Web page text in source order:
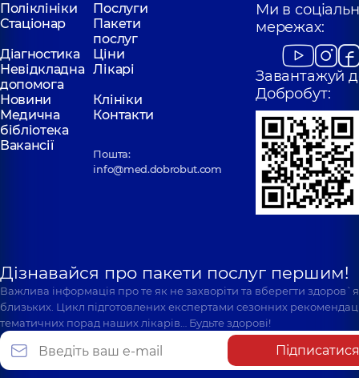
Поліклініки
Послуги
Стаціонар
Пакети
послуг
Діагностика
Ціни
Невідкладна
допомога
Лікарі
Новини
Клініки
Медична
бібліотека
Контакти
Вакансії
Пошта:
info@med.dobrobut.com
Ми в
мережах:
Завантажуй
Добробут:
Дізнавайся про пакети послуг першим!
Важлива інформація про те як не захворіти та вберегти
близьких. Цикл підготовлених експертами сезонних
тематичних порад наших лікарів… Будьте здорові!
Підписатися